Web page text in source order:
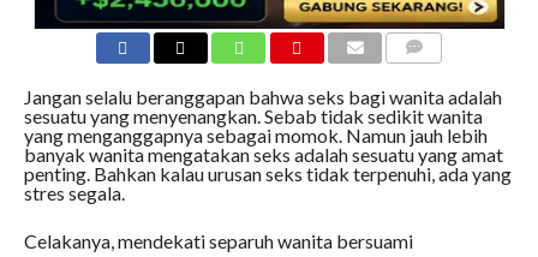
Jangan selalu beranggapan bahwa seks bagi wanita adalah
sesuatu yang menyenangkan. Sebab tidak sedikit wanita
yang menganggapnya sebagai momok. Namun jauh lebih
banyak wanita mengatakan seks adalah sesuatu yang amat
penting. Bahkan kalau urusan seks tidak terpenuhi, ada yang
stres segala.
Celakanya, mendekati separuh wanita bersuami